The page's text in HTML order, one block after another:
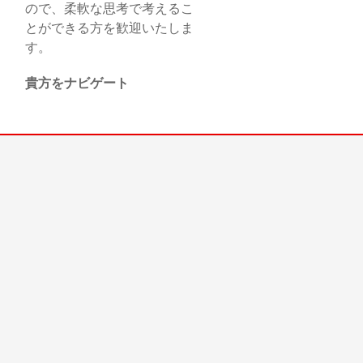
ので、柔軟な思考で考えるこ
とができる方を歓迎いたしま
す。
貴方をナビゲート